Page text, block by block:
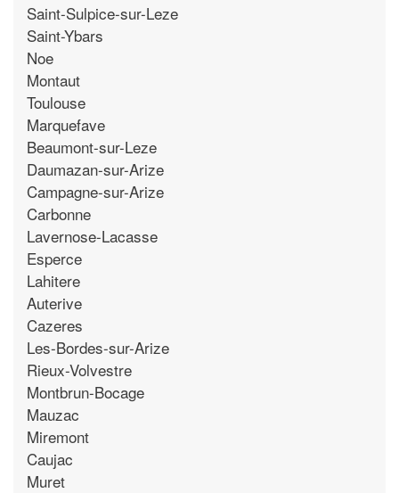
Saint-Sulpice-sur-Leze
Saint-Ybars
Noe
Montaut
Toulouse
Marquefave
Beaumont-sur-Leze
Daumazan-sur-Arize
Campagne-sur-Arize
Carbonne
Lavernose-Lacasse
Esperce
Lahitere
Auterive
Cazeres
Les-Bordes-sur-Arize
Rieux-Volvestre
Montbrun-Bocage
Mauzac
Miremont
Caujac
Muret